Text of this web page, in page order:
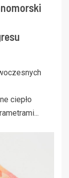
ciepło